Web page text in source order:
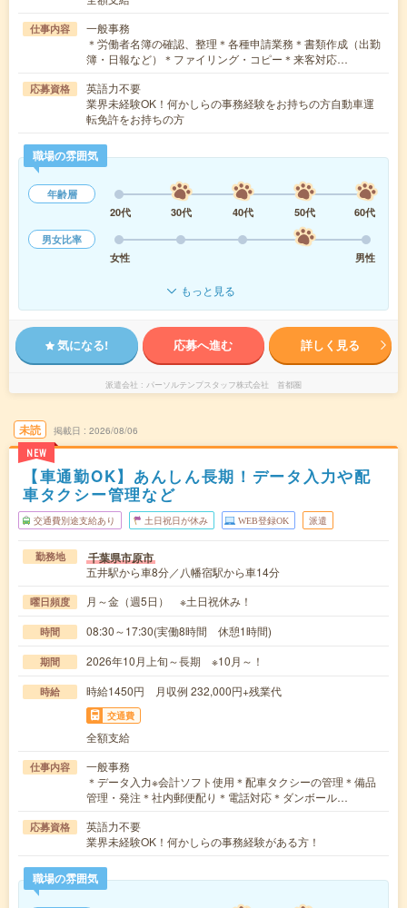
仕事内容
一般事務
＊労働者名簿の確認、整理＊各種申請業務＊書類作成（出勤
簿・日報など）＊ファイリング・コピー＊来客対応…
応募資格
英語力不要
業界未経験OK！何かしらの事務経験をお持ちの方自動車運
転免許をお持ちの方
職場の雰囲気
年齢層
20代
30代 40代 50代
60代
男女比率
女性
男性
もっと見る
気になる! 応募へ進む 詳しく見る
派遣会社 パーソルテンプスタッフ株式会社 首都圏
未読
NEW
掲載日 2026/08/06
【車通勤OK】あんしん長期！データ入力や配
車タクシー管理など
交通費別途支給あり 土日祝日が休み WEB登録OK 派遣
勤務地 千葉県市原市
五井駅から車8分／八幡宿駅から車14分
曜日頻度 月～金（週5日） ※土日祝休み！
時間 08:30～17:30(実働8時間 休憩1時間)
期間 2026年10月上旬～長期 ※10月～！
時給 時給1450円 月収例 232,000円+残業代
交通費
全額支給
仕事内容
一般事務
＊データ入力※会計ソフト使用＊配車タクシーの管理＊備品
管理・発注＊社内郵便配り＊電話対応＊ダンボール…
応募資格
英語力不要
業界未経験OK！何かしらの事務経験がある方！
職場の雰囲気